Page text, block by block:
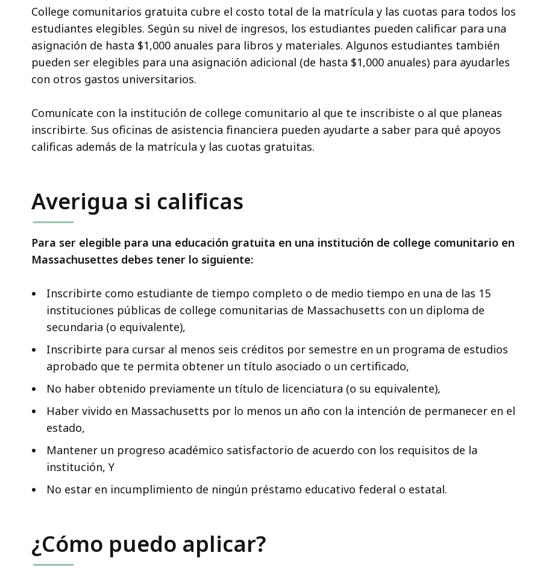
College comunitarios gratuita cubre el costo total de la matrícula y las cuotas para todos los
estudiantes elegibles. Según su nivel de ingresos, los estudiantes pueden calificar para una
asignación de hasta $1,000 anuales para libros y materiales. Algunos estudiantes también
pueden ser elegibles para una asignación adicional (de hasta $1,000 anuales) para ayudarles
con otros gastos universitarios.
Comunícate con la institución de college comunitario al que te inscribiste o al que planeas
inscribirte. Sus oficinas de asistencia financiera pueden ayudarte a saber para qué apoyos
calificas además de la matrícula y las cuotas gratuitas.
Averigua si calificas
Para ser elegible para una educación gratuita en una institución de college comunitario en
Massachusettes debes tener lo siguiente:
Inscribirte como estudiante de tiempo completo o de medio tiempo en una de las 15
instituciones públicas de college comunitarias de Massachusetts con un diploma de
secundaria (o equivalente),
Inscribirte para cursar al menos seis créditos por semestre en un programa de estudios
aprobado que te permita obtener un título asociado o un certificado,
No haber obtenido previamente un título de licenciatura (o su equivalente),
Haber vivido en Massachusetts por lo menos un año con la intención de permanecer en el
estado,
Mantener un progreso académico satisfactorio de acuerdo con los requisitos de la
institución, Y
No estar en incumplimiento de ningún préstamo educativo federal o estatal.
¿Cómo puedo aplicar?